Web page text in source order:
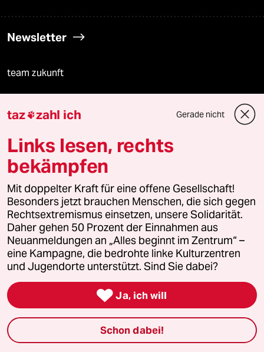
Newsletter
team zukunft
taz lab Infobrief
Veranstaltungen
Demnächst
Live im Stream
Vergangene
taz zahl ich Gerade nicht
Links lesen, rechts
bekämpfen
Mit doppelter Kraft für eine offene Gesellschaft!
Besonders jetzt brauchen Menschen, die sich gegen
Rechtsextremismus einsetzen, unsere Solidarität.
Daher gehen 50 Prozent der Einnahmen aus
Neuanmeldungen an „Alles beginnt im Zentrum“ –
eine Kampagne, die bedrohte linke Kulturzentren
und Jugendorte unterstützt. Sind Sie dabei?
 Ja, ich will
Schon dabei!